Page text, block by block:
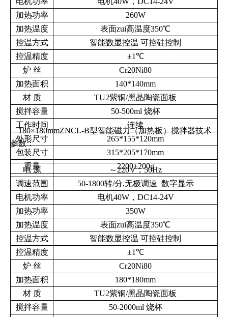
加热功率
260W
加热温度
表面zui高温度350℃
控温方式
智能数显控温 可控硅控制
控温精度
±1 ℃
炉 丝
Cr20Ni80
加热面积
140*140mm
材 质 TU2紫铜/黑晶陶瓷面板
搅拌容量
50-500ml 烧杯
工作时间
连续
外形尺寸
265*155*120mm
包装尺寸
315*205*170mm
重量
2200±200g
180×180mmZNCL-B型智能磁力（加热板）搅拌器技术
参数：
电 源 ～220∨，50Hz
调速范围
50-1800转/分,无极调速 数字显示
电机功率
电机40W，DC14-24V
加热功率
350W
加热温度
表面zui高温度350℃
控温方式
智能数显控温 可控硅控制
控温精度
±1 ℃
炉 丝
Cr20Ni80
加热面积
180*180mm
材 质 TU2紫铜/黑晶陶瓷面板
搅拌容量
50-2000ml 烧杯